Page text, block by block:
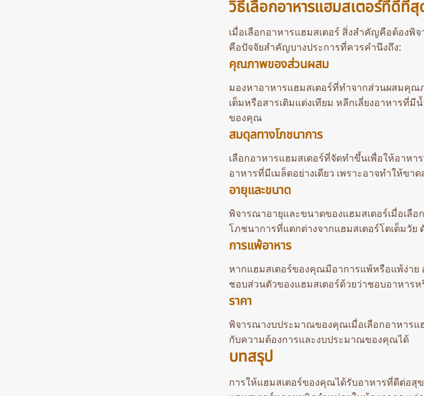
วิธีเลือกอาหารแฮมสเตอร์ที่ดีที่
เมื่อเลือกอาหารแฮมสเตอร์ สิ่งสำคัญคือต้องพิ
คือปัจจัยสำคัญบางประการที่ควรคำนึงถึง:
คุณภาพของส่วนผสม
มองหาอาหารแฮมสเตอร์ที่ทำจากส่วนผสมคุณ
เต็มหรือสารเติมแต่งเทียม หลีกเลี่ยงอาหารที่
ของคุณ
สมดุลทางโภชนาการ
เลือกอาหารแฮมสเตอร์ที่จัดทำขึ้นเพื่อให้อาห
อาหารที่มีเมล็ดอย่างเดียว เพราะอาจทำให้ขา
อายุและขนาด
พิจารณาอายุและขนาดของแฮมสเตอร์เมื่อเลื
โภชนาการที่แตกต่างจากแฮมสเตอร์โตเต็มวัย
การแพ้อาหาร
หากแฮมสเตอร์ของคุณมีอาการแพ้หรือแพ้ง่า
ชอบส่วนตัวของแฮมสเตอร์ด้วยว่าชอบอาหาร
ราคา
พิจารณางบประมาณของคุณเมื่อเลือกอาหารแ
กับความต้องการและงบประมาณของคุณได้
บทสรุป
การให้แฮมสเตอร์ของคุณได้รับอาหารที่ดีต่อสุ